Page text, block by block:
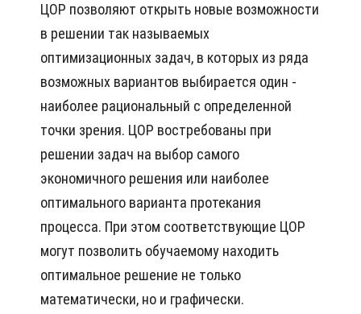
ЦОР позволяют открыть новые возможности
в решении так называемых
оптимизационных задач, в которых из ряда
возможных вариантов выбирается один -
наиболее рациональный с определенной
точки зрения. ЦОР востребованы при
решении задач на выбор самого
экономичного решения или наиболее
оптимального варианта протекания
процесса. При этом соответствующие ЦОР
могут позволить обучаемому находить
оптимальное решение не только
математически, но и графически.